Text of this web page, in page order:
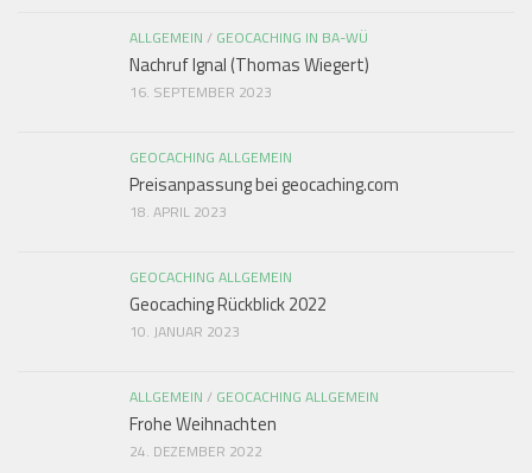
ALLGEMEIN / GEOCACHING IN BA-WÜ
Nachruf Ignal (Thomas Wiegert)
16. SEPTEMBER 2023
GEOCACHING ALLGEMEIN
Preisanpassung bei geocaching.com
18. APRIL 2023
GEOCACHING ALLGEMEIN
Geocaching Rückblick 2022
10. JANUAR 2023
ALLGEMEIN / GEOCACHING ALLGEMEIN
Frohe Weihnachten
24. DEZEMBER 2022